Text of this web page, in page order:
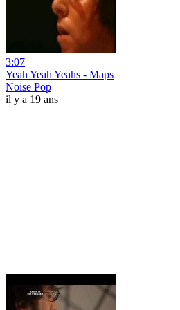
3:07
Yeah Yeah Yeahs - Maps
Noise Pop
il y a 19 ans